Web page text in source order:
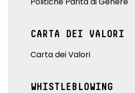
CARTA DEI VALORI
Carta dei Valori
WHISTLEBLOWING